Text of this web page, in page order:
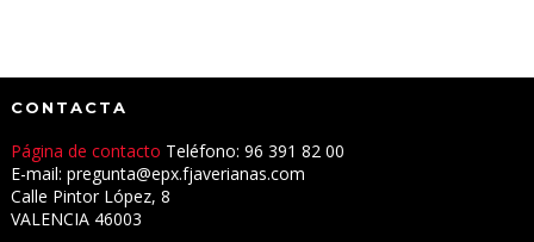
CONTACTA
Página de contacto Teléfono: 96 391 82 00
E-mail: pregunta@epx.fjaverianas.com
Calle Pintor López, 8
VALENCIA 46003